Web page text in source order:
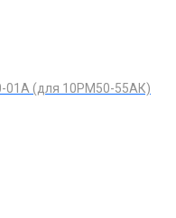
01А (для 10РМ50-55АК)